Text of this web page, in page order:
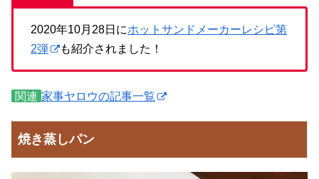
2020年10月28日にホットサンドメーカーレシピ第
2弾
も紹介されました！
関連 家事ヤロウの記事一覧
焼き蒸しパン